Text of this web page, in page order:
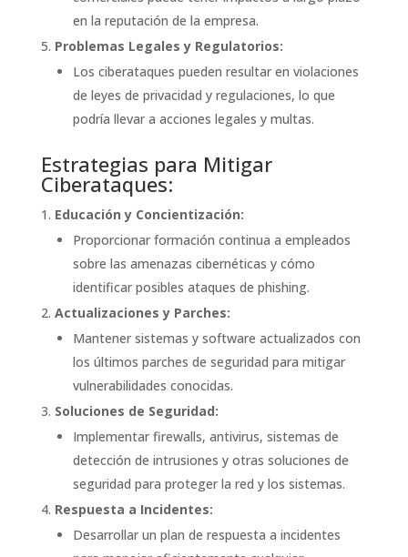
en la reputación de la empresa.
Problemas Legales y Regulatorios:
Los ciberataques pueden resultar en violaciones
de leyes de privacidad y regulaciones, lo que
podría llevar a acciones legales y multas.
Estrategias para Mitigar
Ciberataques:
Educación y Concientización:
Proporcionar formación continua a empleados
sobre las amenazas cibernéticas y cómo
identificar posibles ataques de phishing.
Actualizaciones y Parches:
Mantener sistemas y software actualizados con
los últimos parches de seguridad para mitigar
vulnerabilidades conocidas.
Soluciones de Seguridad:
Implementar firewalls, antivirus, sistemas de
detección de intrusiones y otras soluciones de
seguridad para proteger la red y los sistemas.
Respuesta a Incidentes:
Desarrollar un plan de respuesta a incidentes